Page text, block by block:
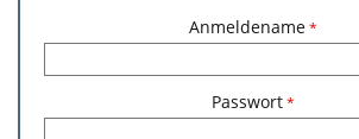
Anmeldename*
Passwort*